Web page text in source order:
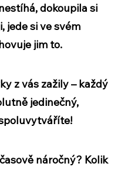
dokoupila si
jede si ve svém
jim to.
z vás zažily – každý
jedinečný,
náročný? Kolik